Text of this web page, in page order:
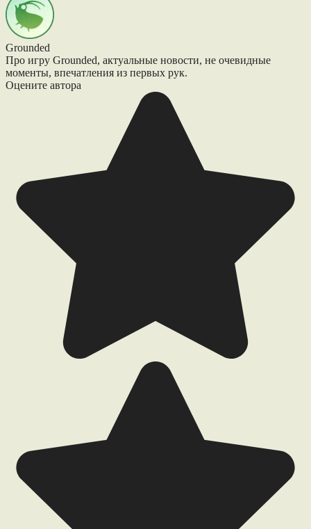
Grounded
Про игру Grounded, актуальные новости, не очевидные
моменты, впечатления из первых рук.
Оцените автора